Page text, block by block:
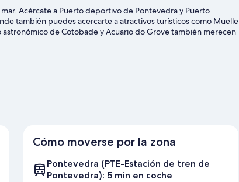
Acércate a Puerto deportivo de Pontevedra y Puerto
también puedes acercarte a atractivos turísticos como Muelle
de Cotobade y Acuario do Grove también merecen
Cómo moverse por la zona
Pontevedra (PTE-Estación de tren de
Pontevedra): 5 min en coche